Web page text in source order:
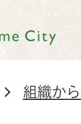
組織か